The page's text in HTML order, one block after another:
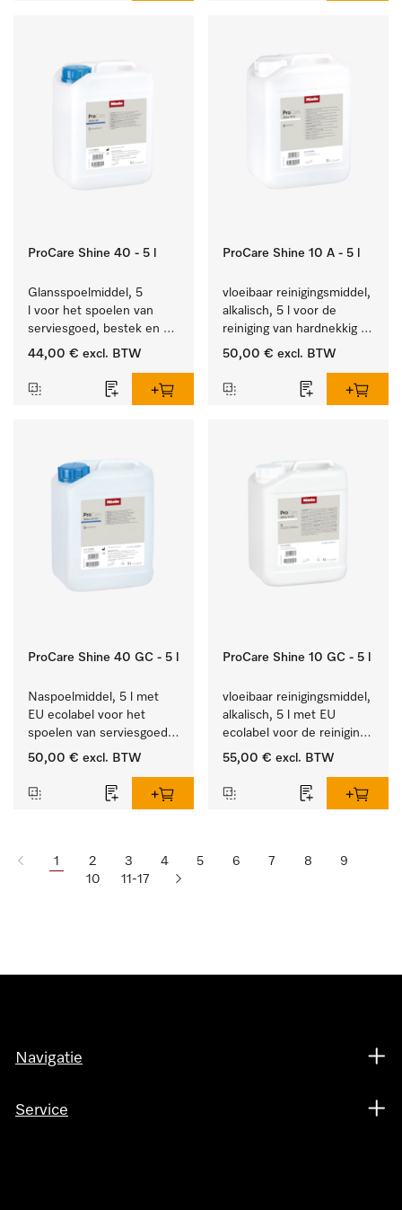
ProCare Shine 40 - 5 l
Glansspoelmiddel, 5
l voor het spoelen van
serviesgoed, bestek en
ideaal voor glazen.
44,00 € excl. BTW
ProCare Shine 10 A - 5 l
vloeibaar reinigingsmiddel,
alkalisch, 5 l voor de
reiniging van hardnekkig
vuil op serviesgoed,
50,00 € excl. BTW
ProCare Shine 40 GC - 5 l
Naspoelmiddel, 5 l met
EU ecolabel voor het
spoelen van serviesgoed,
bestek en glazen.
50,00 € excl. BTW
ProCare Shine 10 GC - 5 l
vloeibaar reinigingsmiddel,
alkalisch, 5 l met EU
ecolabel voor de reiniging
van alledaags vuil op
glazen.
55,00 € excl. BTW
1 2 3 4 5 6 7 8
9
10
11-17
Navigatie
Service